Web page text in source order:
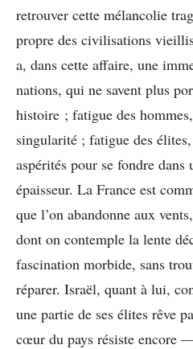
retrouver cette mélancolie
propre des civilisations
a, dans cette affaire, une
nations, qui ne savent plus
histoire ; fatigue des
singularité ; fatigue des
aspérités pour se fondre dans
épaisseur. La France est
que l’on abandonne aux
dont on contemple la lente
fascination morbide, sans
réparer. Israël, quant à lui,
une partie de ses élites rêve
cœur du pays résiste encore